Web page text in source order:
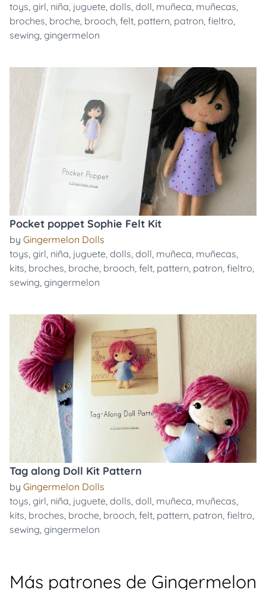
toys, girl, niña, juguete, dolls, doll, muñeca, muñecas,
broches, broche, brooch, felt, pattern, patron, fieltro,
sewing, gingermelon
Pocket poppet Sophie Felt Kit
by Gingermelon Dolls
toys, girl, niña, juguete, dolls, doll, muñeca, muñecas,
kits, broches, broche, brooch, felt, pattern, patron, fieltro,
sewing, gingermelon
Tag along Doll Kit Pattern
by Gingermelon Dolls
toys, girl, niña, juguete, dolls, doll, muñeca, muñecas,
kits, broches, broche, brooch, felt, pattern, patron, fieltro,
sewing, gingermelon
Más patrones de Gingermelon